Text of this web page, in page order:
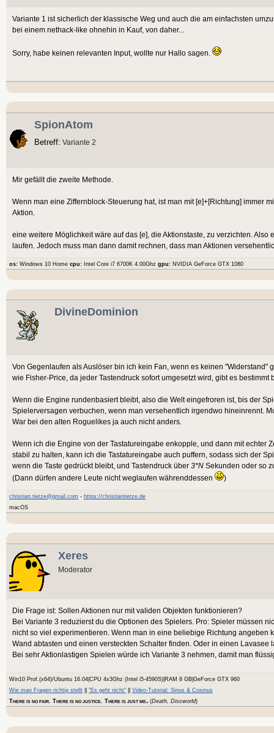
Variante 1 ist sicherlich der klassische Weg und auch die am einfachsten
bei einem nethack-like ohnehin in Kauf, von daher...
Sorry, habe keinen relevanten Input, wollte nur Hallo sagen.
SpionAtom
Betreff: Variante 2
Mir gefällt die zweite Methode.
Wenn man eine Ziffernblock-Steuerung hat, ist man mit [e]+[Richtung] immer
Aktion.
eine weitere Möglichkeit wäre auf das [e], die Aktionstaste, zu verzichten.
laufen. Jedoch muss man dann damit rechnen, dass man Aktionen
os: Windows 10 Home cpu: Intel Core i7 6700K 4.00Ghz gpu: NVIDIA GeForce GTX 1080
DivineDominion
Von Gegenlaufen als Auslöser bin ich kein Fan, wenn es keinen "Widerstand"
wie Fisher-Price, da jeder Tastendruck sofort umgesetzt wird, gibt es bestimmt
Wenn die Engine rundenbasiert bleibt, also die Welt eingefroren ist, bis der
Spielerversagen verbuchen, wenn man versehentlich irgendwo hineinrennt.
War bei den alten Roguelikes ja auch nicht anders.
Wenn ich die Engine von der Tastatureingabe enkopple, und dann mit echter
stabil zu halten, kann ich die Tastatureingabe auch puffern, sodass sich der
wenn die Taste gedrückt bleibt, und Tastendruck über 3*N Sekunden oder so
(Dann dürfen andere Leute nicht weglaufen währenddessen
)
christian.tietze@gmail.com - https://christiantietze.de
macOS
Xeres
Moderator
Die Frage ist: Sollen Aktionen nur mit validen Objekten funktionieren?
Bei Variante 3 reduzierst du die Optionen des Spielers. Pro: Spieler müssen
nicht so viel experimentieren. Wenn man in eine beliebige Richtung angeben
Wand abtasten und einen versteckten Schalter finden. Oder in einen Lavasee
Bei sehr Aktionlastigen Spielen würde ich Variante 3 nehmen, damit man
Win10 Prof.(x64)/Ubuntu 16.04|CPU 4x3Ghz (Intel i5-4590S)|RAM 8 GB|GeForce GTX 960
Wie man Fragen richtig stellt
"Es geht nicht"
Video-Tutorial: Sinus & Cosinus
THERE IS NO FAIR . THERE IS NO JUSTICE . THERE IS JUST ME (Death, Discworld)